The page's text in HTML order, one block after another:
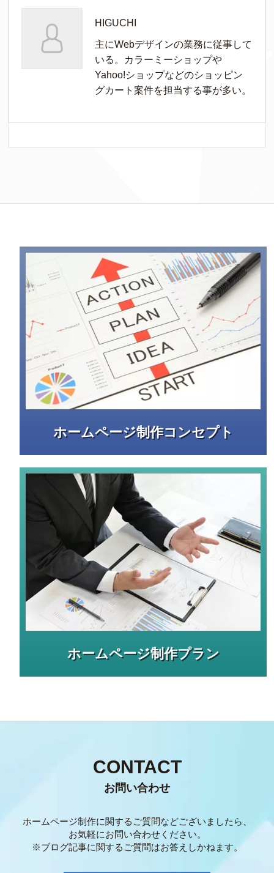
HIGUCHI
主にWebデザインの業務に従事して
いる。カラーミーショップや
Yahoo!ショップなどのショッピン
グカート案件を担当する事が多い。
ホームページ制作コンセプト
ホームページ制作プラン
CONTACT
お問い合わせ
ホームページ制作に関するご質問などございましたら、
お気軽にお問い合わせください。
※ブログ記事に関するご質問はお答えしかねます。